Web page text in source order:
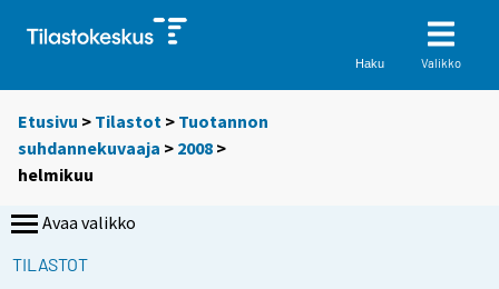
Haku Valikko
Etusivu > Tilastot > Tuotannon
suhdannekuvaaja > 2008 >
helmikuu
Avaa valikko
TILASTOT